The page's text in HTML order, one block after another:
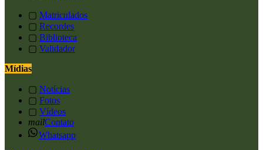
▢ Matriculados
▢ Recordes
▢ Biblioteca
▢ Validador
Mídias
▢ Notícias
▢ Fotos
▢ Vídeos
mailContato
Whatsapp